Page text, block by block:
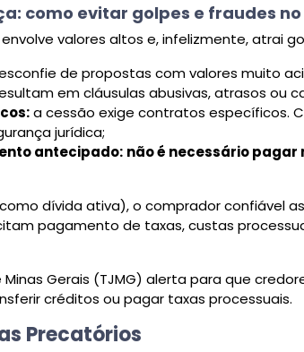
como evitar golpes e fraudes
valores altos e, infelizmente, atrai
de propostas com valores muito
em cláusulas abusivas, atrasos ou
a cessão exige contratos específicos.
jurídica;
antecipado: não é necessário
dívida ativa), o comprador confiável
pagamento de taxas, custas
Minas Gerais (TJMG) alerta para que
créditos ou pagar taxas processuais.
Precatórios